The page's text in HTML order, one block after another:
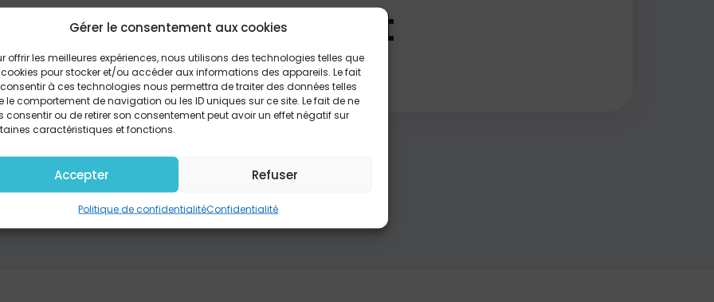
Gérer le consentement aux cookies
offrir les meilleures expériences, nous utilisons des technologies telles que
pour stocker et/ou accéder aux informations des appareils. Le fait
à ces technologies nous permettra de traiter des données telles
le comportement de navigation ou les ID uniques sur ce site. Le fait de ne
consentir ou de retirer son consentement peut avoir un effet négatif sur
caractéristiques et fonctions.
Accepter Refuser
Politique de confidentialitéConfidentialité
rivière de l’Esprit
Rafaël Fernandez